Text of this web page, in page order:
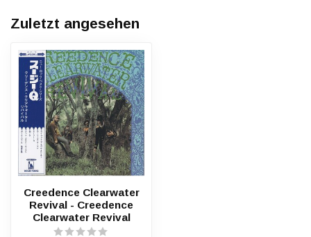
Zuletzt angesehen
Creedence Clearwater
Revival - Creedence
Clearwater Revival